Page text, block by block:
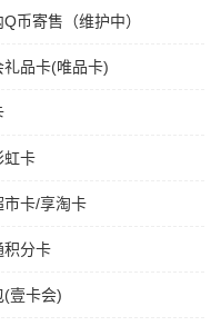
币寄售（维护中）
品卡(唯品卡)
虹卡
市卡/享淘卡
积分卡
(壹卡会)